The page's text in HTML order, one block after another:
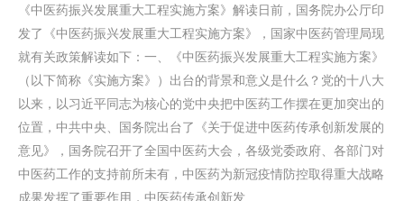
《中医药振兴发展重大工程实施方案》解读日前，国务院办公厅印
发了《中医药振兴发展重大工程实施方案》，国家中医药管理局现
就有关政策解读如下：一、《中医药振兴发展重大工程实施方案》
（以下简称《实施方案》）出台的背景和意义是什么？党的十八大
以来，以习近平同志为核心的党中央把中医药工作摆在更加突出的
位置，中共中央、国务院出台了《关于促进中医药传承创新发展的
意见》，国务院召开了全国中医药大会，各级党委政府、各部门对
中医药工作的支持前所未有，中医药为新冠疫情防控取得重大战略
成果发挥了重要作用，中医药传承创新发...